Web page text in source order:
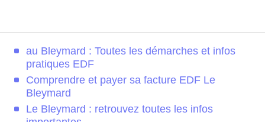
au Bleymard : Toutes les démarches et infos
pratiques EDF
Comprendre et payer sa facture EDF Le
Bleymard
Le Bleymard : retrouvez toutes les infos